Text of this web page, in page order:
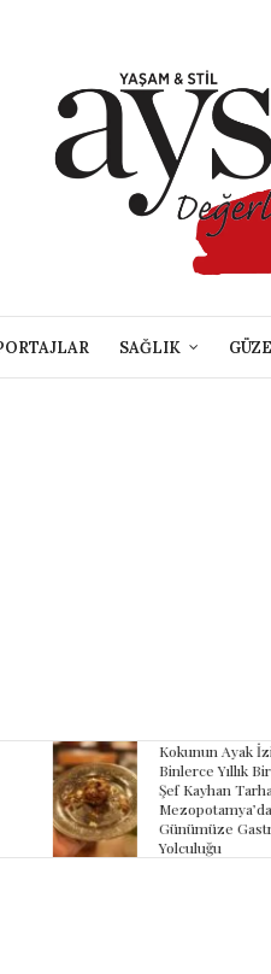
SAĞLIK
İzinde
Bir Sofra:
ile
FOUR
HOTEL
HİKÂYESİ